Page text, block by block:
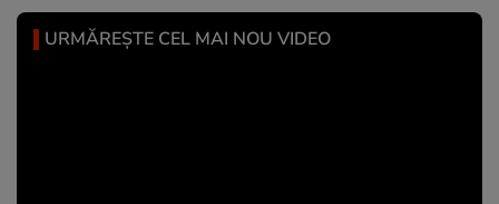
URMĂREȘTE CEL MAI NOU VIDEO